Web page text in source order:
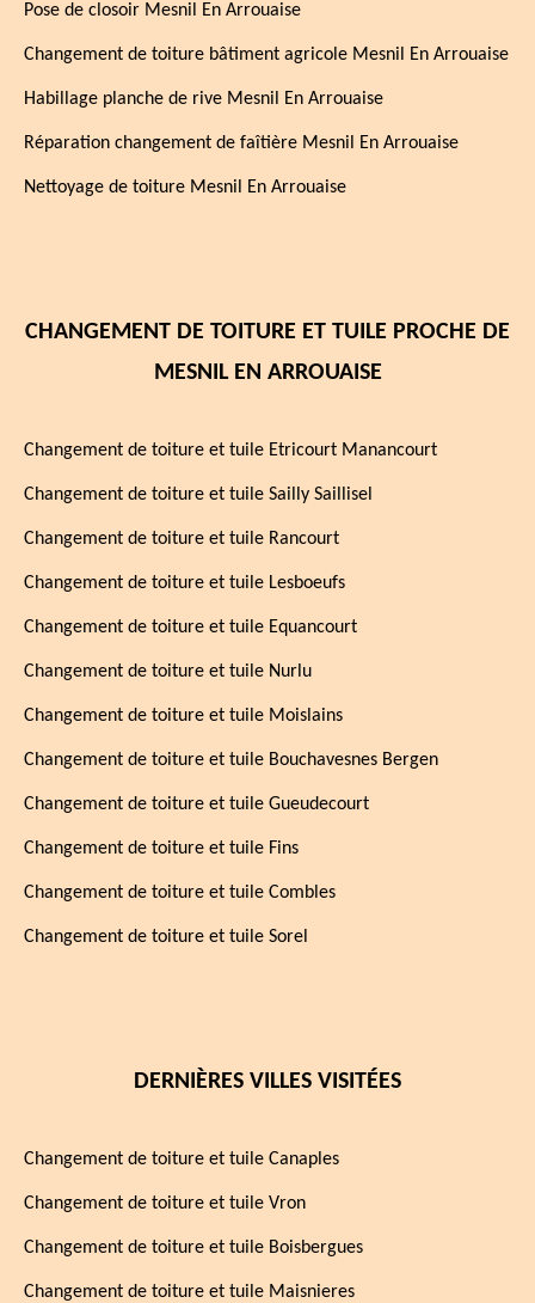
Pose de closoir Mesnil En Arrouaise
Changement de toiture bâtiment agricole Mesnil En Arrouaise
Habillage planche de rive Mesnil En Arrouaise
Réparation changement de faîtière Mesnil En Arrouaise
Nettoyage de toiture Mesnil En Arrouaise
CHANGEMENT DE TOITURE ET TUILE PROCHE DE
MESNIL EN ARROUAISE
Changement de toiture et tuile Etricourt Manancourt
Changement de toiture et tuile Sailly Saillisel
Changement de toiture et tuile Rancourt
Changement de toiture et tuile Lesboeufs
Changement de toiture et tuile Equancourt
Changement de toiture et tuile Nurlu
Changement de toiture et tuile Moislains
Changement de toiture et tuile Bouchavesnes Bergen
Changement de toiture et tuile Gueudecourt
Changement de toiture et tuile Fins
Changement de toiture et tuile Combles
Changement de toiture et tuile Sorel
DERNIÈRES VILLES VISITÉES
Changement de toiture et tuile Canaples
Changement de toiture et tuile Vron
Changement de toiture et tuile Boisbergues
Changement de toiture et tuile Maisnieres